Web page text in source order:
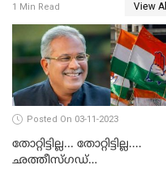
വിധിയെഴുതുക
1 Min Read View All
Posted On 03-11-2023
തോറ്റിട്ടില്ല... തോറ്റിട്ടില്ല....
ഛത്തീസ്ഗഡ്